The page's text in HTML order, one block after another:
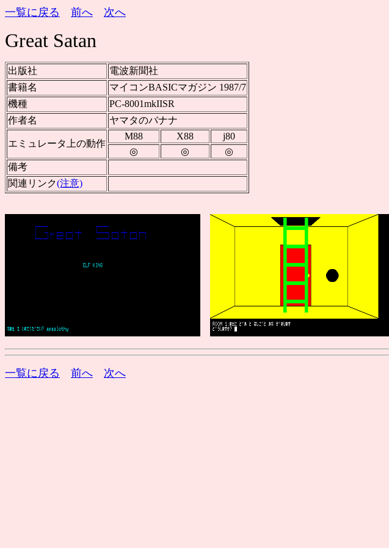
一覧に戻る 前へ 次へ
Great Satan
出版社
電波新聞社
書籍名
マイコンBASICマガジン 1987/7
機種
PC-8001mkIISR
作者名
ヤマタのバナナ
エミュレータ上の動作
M88 X88
j80
◎
◎
◎
備考
関連リンク(注意)
一覧に戻る 前へ 次へ